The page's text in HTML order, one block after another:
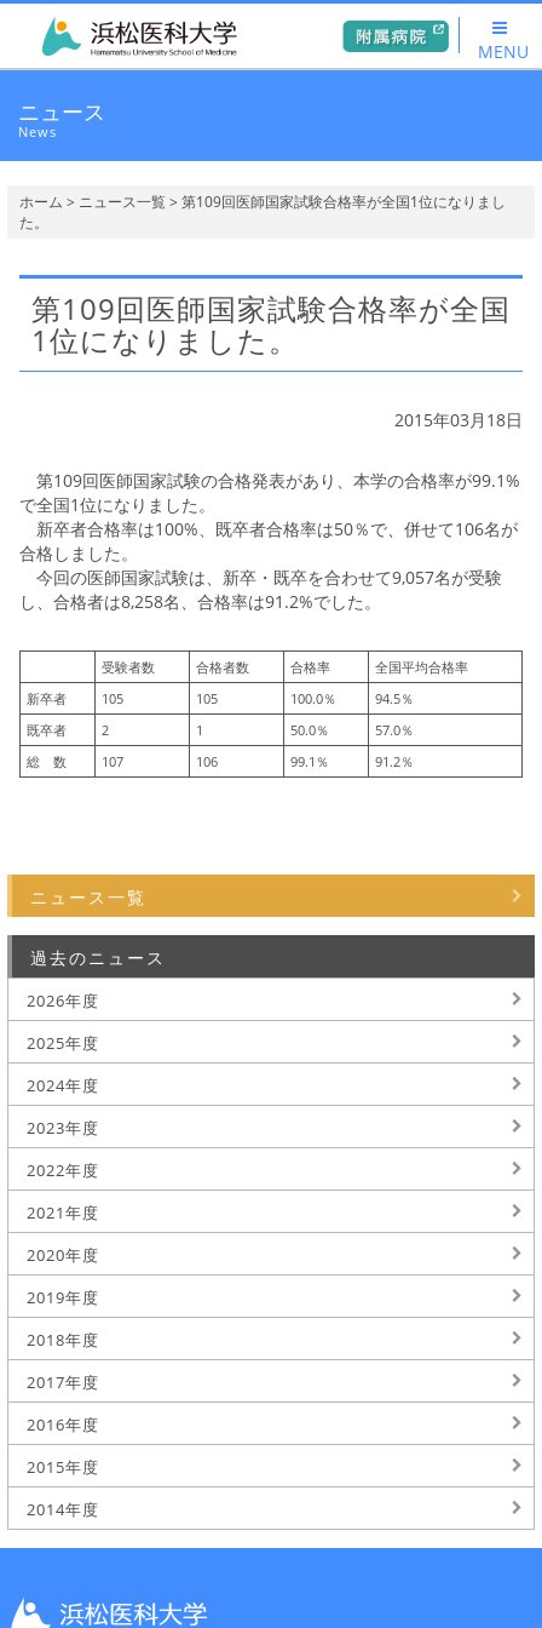
MENU
ニュース
News
ホーム > ニュース一覧> 第109回医師国家試験合格率が全国1位になりまし
た。
第109回医師国家試験合格率が全国
1位になりました。
2015年03月18日
第109回医師国家試験の合格発表があり、本学の合格率が99.1%
で全国1位になりました。
新卒者合格率は100%、既卒者合格率は50％で、併せて106名が
合格しました。
今回の医師国家試験は、新卒・既卒を合わせて9,057名が受験
し、合格者は8,258名、合格率は91.2%でした。
受験者数 合格者数 合格率
全国平均合格率
新卒者
105 105 100.0％
94.5％
既卒者
2 1 50.0％
57.0％
総 数
107 106 99.1％ 91.2％
ニュース一覧
過去のニュース
2026年度
2025年度
2024年度
2023年度
2022年度
2021年度
2020年度
2019年度
2018年度
2017年度
2016年度
2015年度
2014年度